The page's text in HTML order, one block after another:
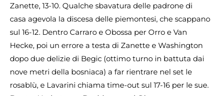
Zanette, 13-10. Qualche sbavatura delle padrone di
casa agevola la discesa delle piemontesi, che scappano
sul 16-12. Dentro Carraro e Obossa per Orro e Van
Hecke, poi un errore a testa di Zanette e Washington
dopo due delizie di Begic (ottimo turno in battuta dai
nove metri della bosniaca) a far rientrare nel set le
rosablù, e Lavarini chiama time-out sul 17-16 per le sue.